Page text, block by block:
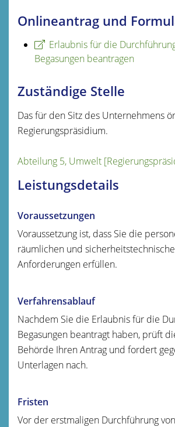
Onlineantrag und
Erlaubnis für die
Begasungen beantragen
Zuständige Stelle
Das für den Sitz des Unternehmens
Regierungspräsidium.
Abteilung 5, Umwelt
Leistungsdetails
Voraussetzungen
Voraussetzung ist, dass Sie die
räumlichen und
Anforderungen erfüllen.
Verfahrensablauf
Nachdem Sie die Erlaubnis für die
Begasungen beantragt haben, prüft
Behörde Ihren Antrag und fordert
Unterlagen nach.
Fristen
Vor der erstmaligen Durchführung